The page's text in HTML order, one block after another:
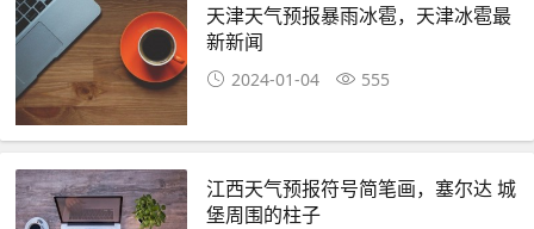
天津天气预报暴雨冰雹，天津冰雹最
新新闻
2024-01-04 555
江西天气预报符号简笔画，塞尔达 城
堡周围的柱子